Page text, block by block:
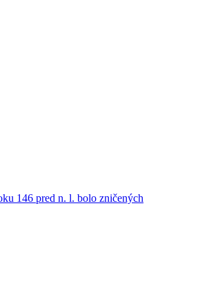
146 pred n. l. bolo zničených